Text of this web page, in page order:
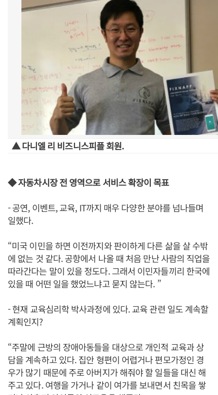
▲ 다니엘 리 비즈니스피플 회원.
◆ 자동차시장 전 영역으로 서비스 확장이 목표
- 공연, 이벤트, 교육, IT까지 매우 다양한 분야를 넘나들며
일했다.
“미국 이민을 하면 이전까지와 판이하게 다른 삶을 살 수밖
에 없는 것 같다. 공항에서 나올 때 처음 만난 사람의 직업을
따라간다는 말이 있을 정도다. 그래서 이민자들끼리 한국에
있을 때 어떤 일을 했었느냐고 묻지 않는다. ”
- 현재 교육심리학 박사과정에 있다. 교육 관련 일도 계속할
계획인지?
“주말에 근방의 장애아동들을 대상으로 개인적 교육과 상
담을 계속하고 있다. 집안 형편이 어렵거나 편모가정인 경
우가 많기 때문에 주로 아버지가 해줘야 할 일들을 대신 해
주고 있다. 여행을 가거나 같이 여가를 보내면서 친목을 쌓